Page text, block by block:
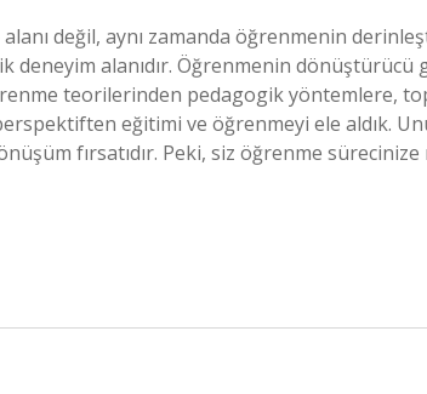
değil, aynı zamanda öğrenmenin
deneyim alanıdır. Öğrenmenin dönüştürücü
teorilerinden pedagogik yöntemlere,
eğitimi ve öğrenmeyi ele aldık.
fırsatıdır. Peki, siz öğrenme sürecinize